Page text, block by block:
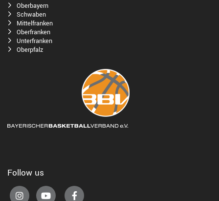
Oberbayern
Schwaben
Mittelfranken
Oberfranken
Unterfranken
Oberpfalz
Follow us